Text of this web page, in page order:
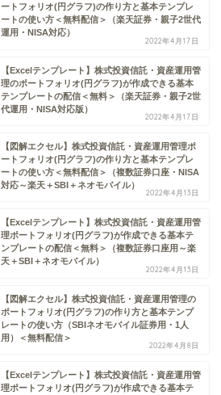
ートフォリオ(円グラフ)の作り方と基本テンプレ
ートの使い方＜無料配信＞（楽天証券・親子2世代
運用・NISA対応）
2022年4月17日
【Excelテンプレート】株式投資信託・資産運用管
理のポートフォリオ(円グラフ)が作成できる基本
テンプレートの配信＜無料＞（楽天証券・親子2世
代運用・NISA対応版）
2022年4月17日
【図解エクセル】株式投資信託・資産運用管理ポ
ートフォリオ(円グラフ)の作り方と基本テンプレ
ートの使い方＜無料配信＞（複数証券口座・NISA
対応～楽天＋SBI＋ネオモバイル）
2022年4月13日
【Excelテンプレート】株式投資信託・資産運用管
理ポートフォリオ(円グラフ)が作成できる基本テ
ンプレートの配信＜無料＞（複数証券口座用～楽
天＋SBI＋ネオモバイル）
2022年4月13日
【図解エクセル】株式投資信託・資産運用管理の
ポートフォリオ(円グラフ)の作り方と基本テンプ
レートの使い方（SBIネオモバイル証券用・1人
用）＜無料配信＞
2022年4月8日
【Excelテンプレート】株式投資信託・資産運用管
理ポートフォリオ(円グラフ)が作成できる基本テ